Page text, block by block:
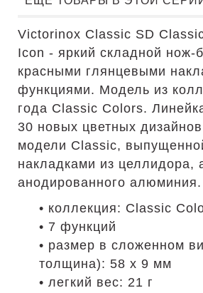
Victorinox Classic SD
Icon - яркий складной нож-
красными глянцевыми
функциями. Модель из
года Classic Colors.
30 новых цветных
модели Classic,
накладками из целлидора,
анодированного алюминия.
• коллекция: Classic
• 7 функций
• размер в сложенном
толщина): 58 х 9 мм
• легкий вес: 21 г